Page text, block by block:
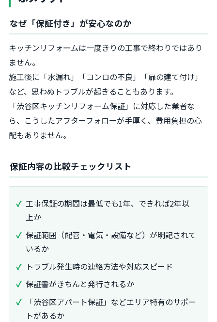
なぜ「保証付き」が安心なのか
キッチンリフォームは一度きりの工事で終わりではあり
ません。
施工後に「水漏れ」「コンロの不良」「扉の建て付け」
など、思わぬトラブルが起きることもあります。
「渋谷区キッチンリフォーム保証」に対応した業者な
ら、こうしたアフターフォローが手厚く、費用負担の心
配もありません。
保証内容の比較チェックリスト
工事保証の期間は最低でも1年、できれば2年以
上か
保証範囲（配管・電気・設備など）が明記されて
いるか
トラブル発生時の連絡方法や対応スピード
保証書がきちんと発行されるか
「渋谷区アパート保証」などエリア特有のサポー
トがあるか